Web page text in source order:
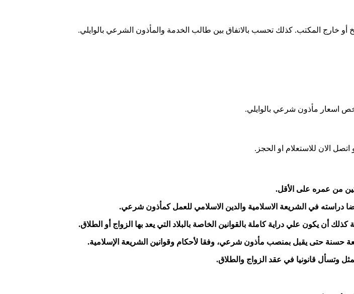
المكتب. كذلك تحسب بالاتفاق بين طالب الخدمة والمأذون الشرعي بالوايلي.
اسعار مأذون شرعي بالوايلي.
الان للاستعلام او الحجز.
من عمره على الأقل.
دراسته في الشريعة الاسلامية والدين الاسلامي للعمل كمأذون شرعي.
أن يكون علي دراية كاملة بالقوانين الخاصة بالبلاد التي يعد بها الزواج أو الطلاق.
حتى يقبل بمنصب مأذون شرعي، وفقا لأحكام وقوانين الشريعة الإسلامية.
وتسأل قانونيا في عقد الزواج والطلاق.